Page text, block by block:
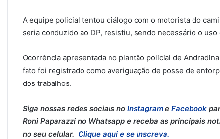
A equipe policial tentou diálogo com o motorista do
seria conduzido ao DP, resistiu, sendo necessário o
Ocorrência apresentada no plantão policial de
fato foi registrado como averiguação de posse de
dos trabalhos.
Siga nossas redes sociais no Instagram e Facebook
Roni Paparazzi no Whatsapp e receba as principais
no seu celular. Clique aqui e se inscreva.